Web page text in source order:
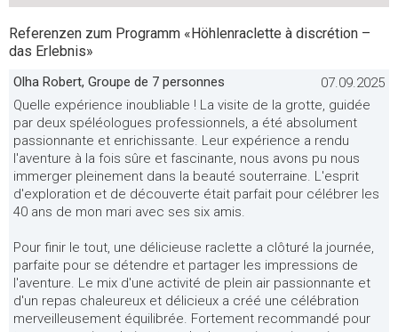
Referenzen zum Programm «Höhlenraclette à discrétion –
das Erlebnis»
Olha Robert, Groupe de 7 personnes
07.09.2025
Quelle expérience inoubliable ! La visite de la grotte, guidée
par deux spéléologues professionnels, a été absolument
passionnante et enrichissante. Leur expérience a rendu
l'aventure à la fois sûre et fascinante, nous avons pu nous
immerger pleinement dans la beauté souterraine. L'esprit
d'exploration et de découverte était parfait pour célébrer les
40 ans de mon mari avec ses six amis.
Pour finir le tout, une délicieuse raclette a clôturé la journée,
parfaite pour se détendre et partager les impressions de
l'aventure. Le mix d'une activité de plein air passionnante et
d'un repas chaleureux et délicieux a créé une célébration
merveilleusement équilibrée. Fortement recommandé pour